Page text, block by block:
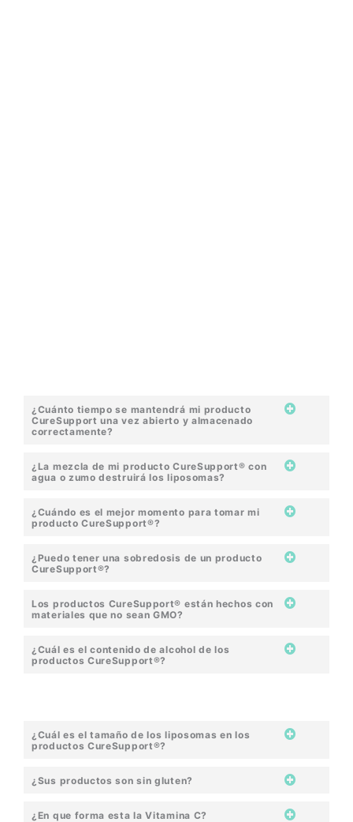
¿Cuánto tiempo se mantendrá mi producto
CureSupport una vez abierto y almacenado
correctamente?
¿La mezcla de mi producto CureSupport® con
agua o zumo destruirá los liposomas?
¿Cuándo es el mejor momento para tomar mi
producto CureSupport®?
¿Puedo tener una sobredosis de un producto
CureSupport®?
Los productos CureSupport® están hechos con
materiales que no sean GMO?
¿Cuál es el contenido de alcohol de los
productos CureSupport®?
¿Cuál es el tamaño de los liposomas en los
productos CureSupport®?
¿Sus productos son sin gluten?
¿En que forma esta la Vitamina C?